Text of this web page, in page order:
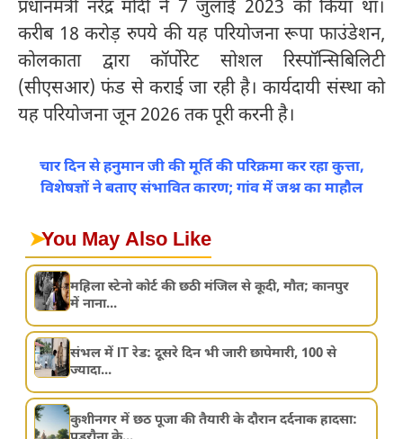
प्रधानमंत्री नरेंद्र मोदी ने 7 जुलाई 2023 को किया था।
करीब 18 करोड़ रुपये की यह परियोजना रूपा फाउंडेशन,
कोलकाता द्वारा कॉर्पोरेट सोशल रिस्पॉन्सिबिलिटी
(सीएसआर) फंड से कराई जा रही है। कार्यदायी संस्था को
यह परियोजना जून 2026 तक पूरी करनी है।
चार दिन से हनुमान जी की मूर्ति की परिक्रमा कर रहा कुत्ता,
विशेषज्ञों ने बताए संभावित कारण; गांव में जश्न का माहौल
➤You May Also Like
महिला स्टेनो कोर्ट की छठी मंजिल से कूदी, मौत; कानपुर
में नाना...
संभल में IT रेड: दूसरे दिन भी जारी छापेमारी, 100 से
ज्यादा...
कुशीनगर में छठ पूजा की तैयारी के दौरान दर्दनाक हादसा: